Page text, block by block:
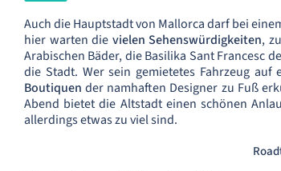
Auch die Hauptstadt von Mallorca darf bei
hier warten die vielen Sehenswürdigkeiten,
Arabischen Bäder, die Basilika Sant Francesc
die Stadt. Wer sein gemietetes Fahrzeug
Boutiquen der namhaften Designer zu Fuß
Abend bietet die Altstadt einen schönen
allerdings etwas zu viel sind.